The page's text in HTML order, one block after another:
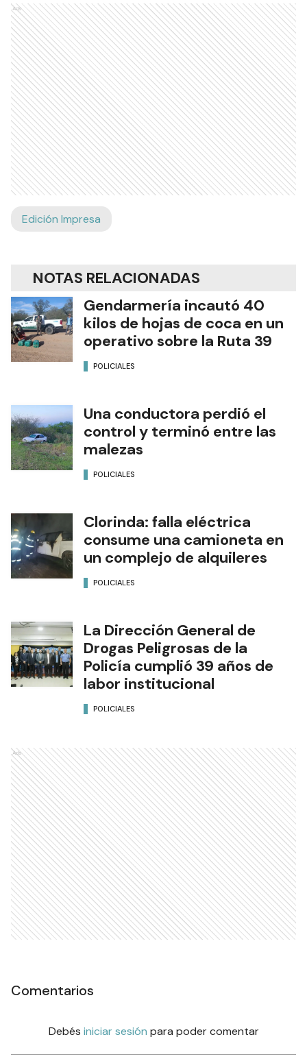
Ads
Edición Impresa
NOTAS RELACIONADAS
Gendarmería incautó 40
kilos de hojas de coca en un
operativo sobre la Ruta 39
POLICIALES
Una conductora perdió el
control y terminó entre las
malezas
POLICIALES
Clorinda: falla eléctrica
consume una camioneta en
un complejo de alquileres
POLICIALES
La Dirección General de
Drogas Peligrosas de la
Policía cumplió 39 años de
labor institucional
POLICIALES
Ads
Comentarios
Debés iniciar sesión para poder comentar